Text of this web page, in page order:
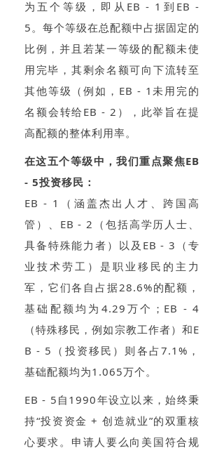
为五个等级，即从EB - 1到EB -
5。每个等级在总配额中占据固定的
比例，并且若某一等级的配额未使
用完毕，其剩余名额可向下流转至
其他等级（例如，EB - 1未用完的
名额会转给EB - 2），此举旨在提
高配额的整体利用率。
在这五个等级中，我们重点聚焦EB
- 5投资移民：
EB - 1（涵盖杰出人才、跨国高
管）、EB - 2（包括高学历人士、
具备特殊能力者）以及EB - 3（专
业技术劳工）是职业移民的主力
军，它们各自占据28.6%的配额，
基础配额均为4.29万个；EB - 4
（特殊移民，例如宗教工作者）和E
B - 5（投资移民）则各占7.1%，
基础配额均为1.065万个。
EB - 5自1990年设立以来，始终秉
持“投资资金 + 创造就业”的双重核
心要求。申请人要么向美国符合规